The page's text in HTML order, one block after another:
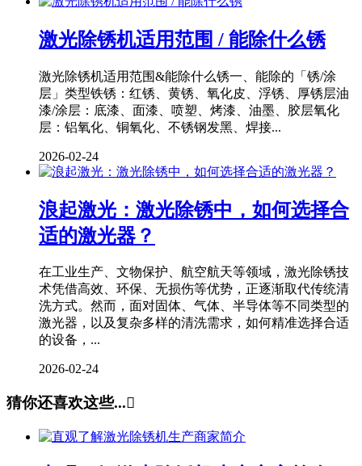
激光除锈机适用范围 / 能除什么锈
激光除锈机适用范围&能除什么锈一、能除的「锈/涂
层」类型铁锈：红锈、黄锈、氧化皮、浮锈、厚锈层油
漆/涂层：底漆、面漆、喷塑、烤漆、油墨、胶层氧化
层：铝氧化、铜氧化、不锈钢发黑、焊接...
2026-02-24
浪起激光：激光除锈中，如何选择合
适的激光器？
在工业生产、文物保护、航空航天等领域，激光除锈技
术凭借高效、环保、无损伤等优势，正逐渐取代传统清
洗方式。然而，面对固体、气体、半导体等不同类型的
激光器，以及复杂多样的清洗需求，如何精准选择合适
的设备，...
2026-02-24
猜你还喜欢这些...